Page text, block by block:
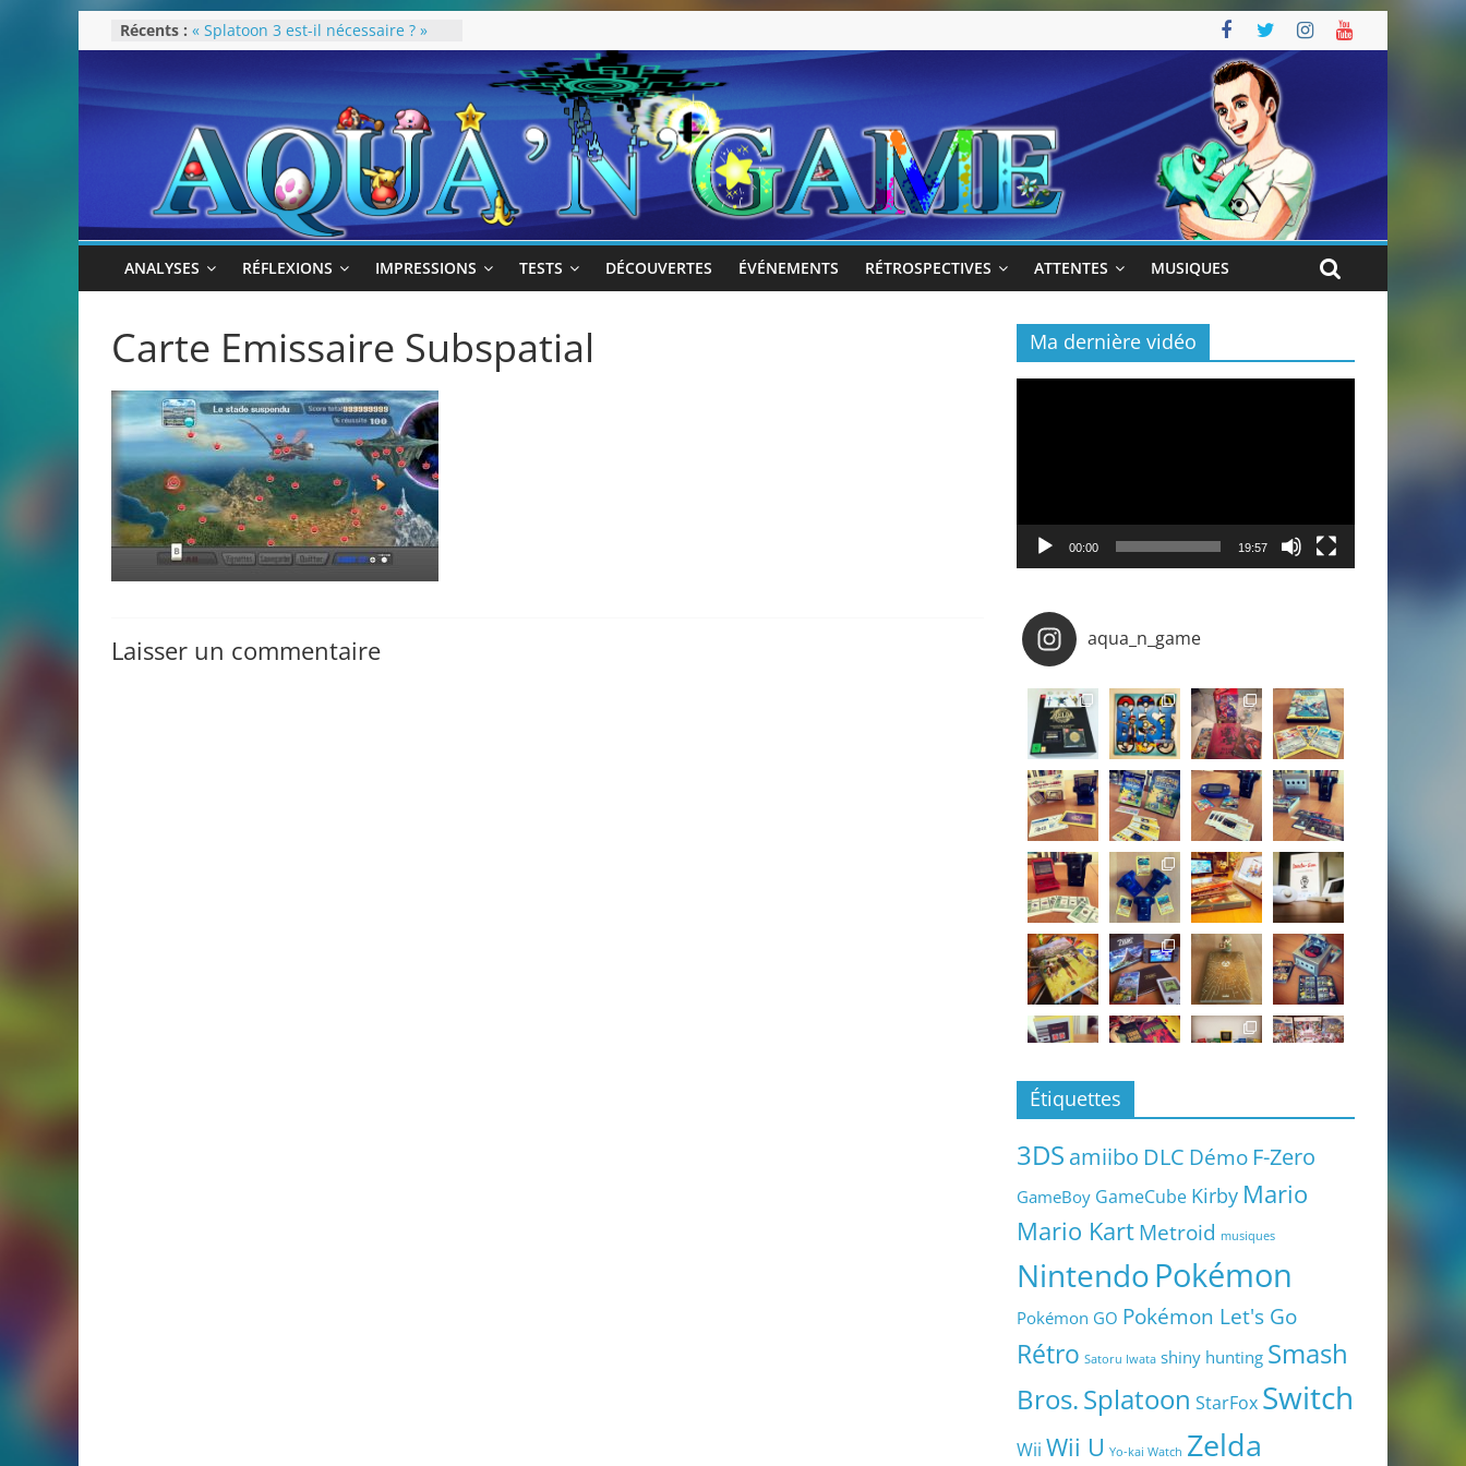
Passer
au
Récents : « Splatoon 3 est-il nécessaire ? »
« Dans les coulisses des JV Harry
Pokémon Écarlate : ceci est une
révolution (ou pas) !
Attentes 2023
Rétrospective 2022
ANALYSES RÉFLEXIONS IMPRESSIONS TESTS DÉCOUVERTES ÉVÉNEMENTS RÉTROSPECTIVES ATTENTES MUSIQUES
Carte Emissaire Subspatial
Laisser un commentaire
Ma dernière vidéo
00:00 19:57
aqua_n_game
Étiquettes
3DS amiibo DLC Démo F-Zero
GameBoy GameCube Kirby Mario
Mario KartMetroid musiques
NintendoPokémon
Pokémon GO Pokémon Let's Go
Rétro Satoru Iwata shiny hunting Smash
Bros.Splatoon StarFox Switch
Wii Wii U Yo-kai Watch Zelda